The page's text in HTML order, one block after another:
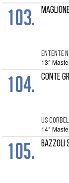
103.
ENTENTE
13°
104. CONTE
US
14°
105. BAZZOLI